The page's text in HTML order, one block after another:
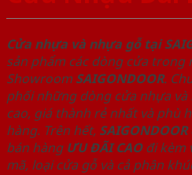
Cửa nhựa và nhựa gỗ tại
sản phẩm các dòng cửa trong
Showroom SAIGONDOOR.
phối những dòng cửa nhựa
cao, giá thành rẻ nhất và phù
hàng. Trên hết, SAIGONDOOR
bán hàng ƯU ĐÃI CAOđi kèm
mã, loại cửa gỗ và cả phân